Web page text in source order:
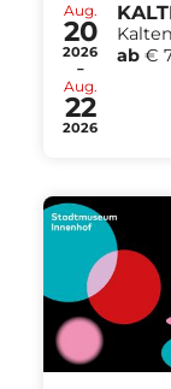
Aug.
20
2026
-
Aug.
22
2026
ab €